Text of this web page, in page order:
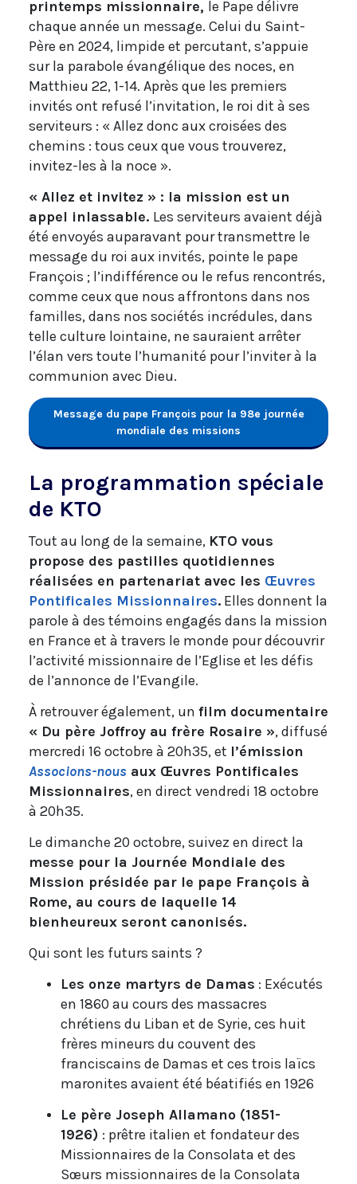
printemps missionnaire, le Pape délivre
chaque année un message. Celui du Saint-
Père en 2024, limpide et percutant, s’appuie
sur la parabole évangélique des noces, en
Matthieu 22, 1-14. Après que les premiers
invités ont refusé l’invitation, le roi dit à ses
serviteurs : « Allez donc aux croisées des
chemins : tous ceux que vous trouverez,
invitez-les à la noce ».
« Allez et invitez » : la mission est un
appel inlassable. Les serviteurs avaient déjà
été envoyés auparavant pour transmettre le
message du roi aux invités, pointe le pape
François ; l’indifférence ou le refus rencontrés,
comme ceux que nous affrontons dans nos
familles, dans nos sociétés incrédules, dans
telle culture lointaine, ne sauraient arrêter
l’élan vers toute l’humanité pour l’inviter à la
communion avec Dieu.
Message du pape François pour la 98e journée
mondiale des missions
La programmation spéciale
de KTO
Tout au long de la semaine, KTO vous
propose des pastilles quotidiennes
réalisées en partenariat avec les Œuvres
Pontificales Missionnaires. Elles donnent la
parole à des témoins engagés dans la mission
en France et à travers le monde pour découvrir
l’activité missionnaire de l’Eglise et les défis
de l’annonce de l’Evangile.
À retrouver également, un film documentaire
« Du père Joffroy au frère Rosaire », diffusé
mercredi 16 octobre à 20h35, et l’émission
Associons-nous aux Œuvres Pontificales
Missionnaires, en direct vendredi 18 octobre
à 20h35.
Le dimanche 20 octobre, suivez en direct la
messe pour la Journée Mondiale des
Mission présidée par le pape François à
Rome, au cours de laquelle 14
bienheureux seront canonisés.
Qui sont les futurs saints ?
Les onze martyrs de Damas : Exécutés
en 1860 au cours des massacres
chrétiens du Liban et de Syrie, ces huit
frères mineurs du couvent des
franciscains de Damas et ces trois laïcs
maronites avaient été béatifiés en 1926
Le père Joseph Allamano (1851-
1926) : prêtre italien et fondateur des
Missionnaires de la Consolata et des
Sœurs missionnaires de la Consolata